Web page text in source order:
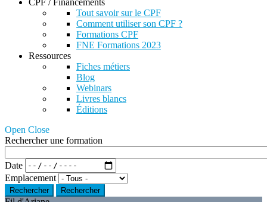
Tout savoir sur le CPF
Comment utiliser son CPF ?
Formations CPF
FNE Formations 2023
Ressources
Fiches métiers
Blog
Webinars
Livres blancs
Éditions
Open Close
Rechercher une formation
Date
Emplacement
Rechercher